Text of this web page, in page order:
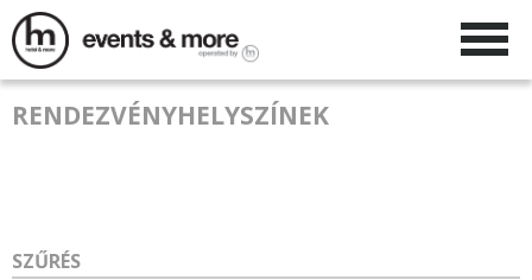
RENDEZVÉNYHELYSZÍNEK
SZŰRÉS